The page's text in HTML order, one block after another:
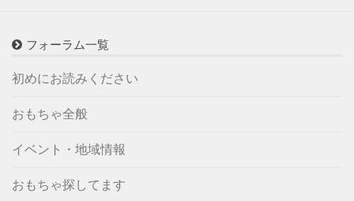
フォーラム一覧
初めにお読みください
おもちゃ全般
イベント・地域情報
おもちゃ探してます